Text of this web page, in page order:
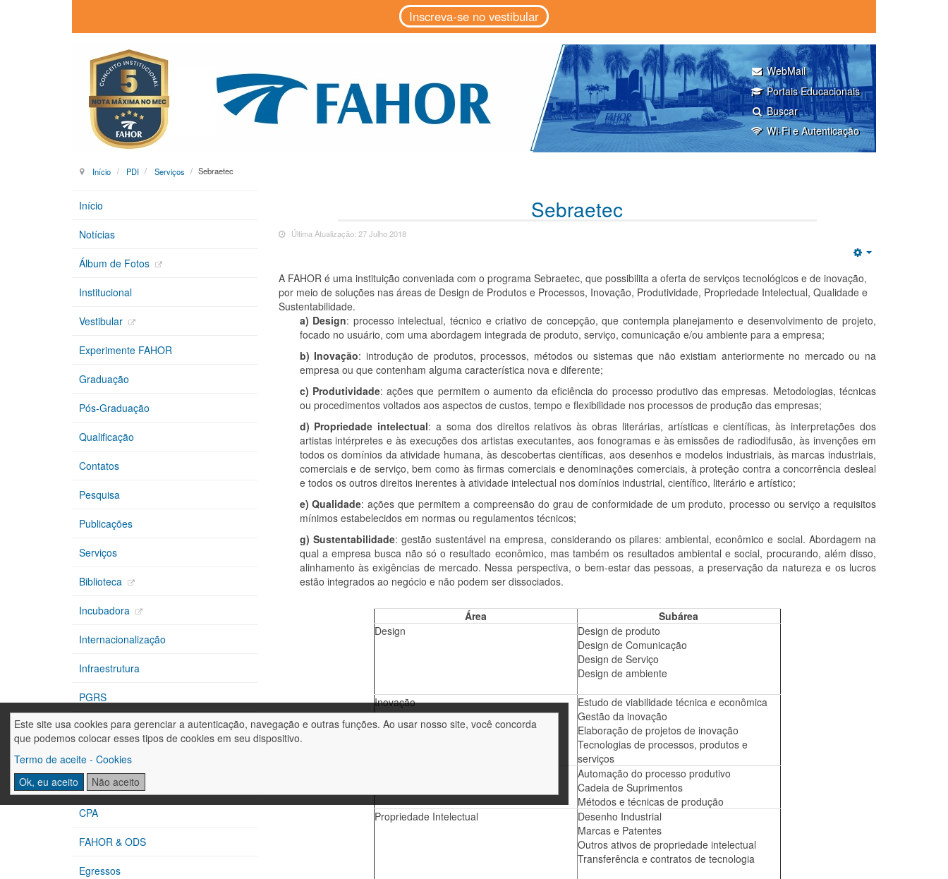
Este site usa cookies para gerenciar a autenticação, navegação e outras funções. Ao usar nosso site, você concorda
que podemos colocar esses tipos de cookies em seu dispositivo.
Termo de aceite - Cookies
Ok, eu aceito
Não aceito
Inscreva-se no vestibular
WebMail
Portais Educacionais
Buscar
Wi-Fi e Autenticação
Início PDI Serviços Sebraetec
Sebraetec
Última Atualização: 27 Julho 2018
A FAHOR é uma instituição conveniada com o programa Sebraetec, que possibilita a oferta de serviços tecnológicos e de inovação,
por meio de soluções nas áreas de Design de Produtos e Processos, Inovação, Produtividade, Propriedade Intelectual, Qualidade e
Sustentabilidade.
a) Design: processo intelectual, técnico e criativo de concepção, que contempla planejamento e desenvolvimento de projeto,
focado no usuário, com uma abordagem integrada de produto, serviço, comunicação e/ou ambiente para a empresa;
b) Inovação: introdução de produtos, processos, métodos ou sistemas que não existiam anteriormente no mercado ou na
empresa ou que contenham alguma característica nova e diferente;
c) Produtividade: ações que permitem o aumento da eficiência do processo produtivo das empresas. Metodologias, técnicas
ou procedimentos voltados aos aspectos de custos, tempo e flexibilidade nos processos de produção das empresas;
d) Propriedade intelectual: a soma dos direitos relativos às obras literárias, artísticas e científicas, às interpretações dos
artistas intérpretes e às execuções dos artistas executantes, aos fonogramas e às emissões de radiodifusão, às invenções em
todos os domínios da atividade humana, às descobertas científicas, aos desenhos e modelos industriais, às marcas industriais,
comerciais e de serviço, bem como às firmas comerciais e denominações comerciais, à proteção contra a concorrência desleal
e todos os outros direitos inerentes à atividade intelectual nos domínios industrial, científico, literário e artístico;
e) Qualidade: ações que permitem a compreensão do grau de conformidade de um produto, processo ou serviço a requisitos
mínimos estabelecidos em normas ou regulamentos técnicos;
g) Sustentabilidade: gestão sustentável na empresa, considerando os pilares: ambiental, econômico e social. Abordagem na
qual a empresa busca não só o resultado econômico, mas também os resultados ambiental e social, procurando, além disso,
alinhamento às exigências de mercado. Nessa perspectiva, o bem-estar das pessoas, a preservação da natureza e os lucros
estão integrados ao negócio e não podem ser dissociados.
Área
Subárea
Design
Design de produto
Design de Comunicação
Design de Serviço
Design de ambiente
Inovação
Estudo de viabilidade técnica e econômica
Gestão da inovação
Elaboração de projetos de inovação
Tecnologias de processos, produtos e
serviços
Automação do processo produtivo
Cadeia de Suprimentos
Métodos e técnicas de produção
Propriedade Intelectual
Desenho Industrial
Marcas e Patentes
Outros ativos de propriedade intelectual
Transferência e contratos de tecnologia
Início
Notícias
Álbum de Fotos
Institucional
Vestibular
Experimente FAHOR
Graduação
Pós-Graduação
Qualificação
Contatos
Pesquisa
Publicações
Serviços
Biblioteca
Incubadora
Internacionalização
Infraestrutura
PGRS
CIPA
Extensão
Núcleos de Apoio
CPA
FAHOR & ODS
Egressos